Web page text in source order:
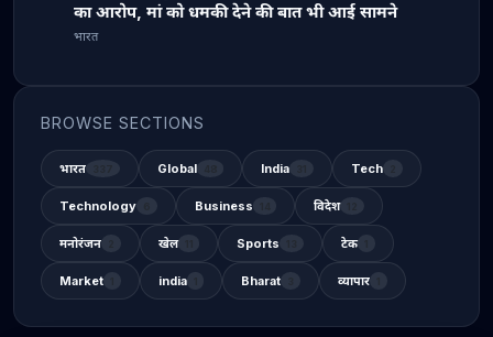
का आरोप, मां को धमकी देने की बात भी आई सामने
भारत
BROWSE SECTIONS
भारत Global India Tech
Technology Business विदेश
मनोरंजन खेल Sports टेक
Market india Bharat व्यापार